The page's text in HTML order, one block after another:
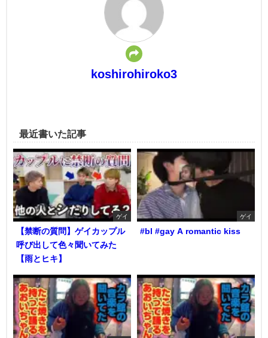
koshirohiroko3
最近書いた記事
ゲイ
【禁断の質問】ゲイカップル
呼び出して色々聞いてみた
【雨とヒキ】
ゲイ
#bl #gay A romantic kiss